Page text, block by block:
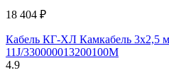
18 404 ₽
Кабель КГ-ХЛ Камкабель 3x2,5
11J/330000013200100М
4.9